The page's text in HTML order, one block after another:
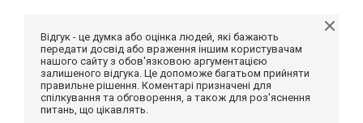
Відгук - це думка або оцінка людей, які бажають
передати досвід або враження іншим користувачам
нашого сайту з обов'язковою аргументацією
залишеного відгука. Це допоможе багатьом прийняти
правильне рішення. Коментарі призначені для
спілкування та обговорення, а також для роз'яснення
питань, що цікавлять.